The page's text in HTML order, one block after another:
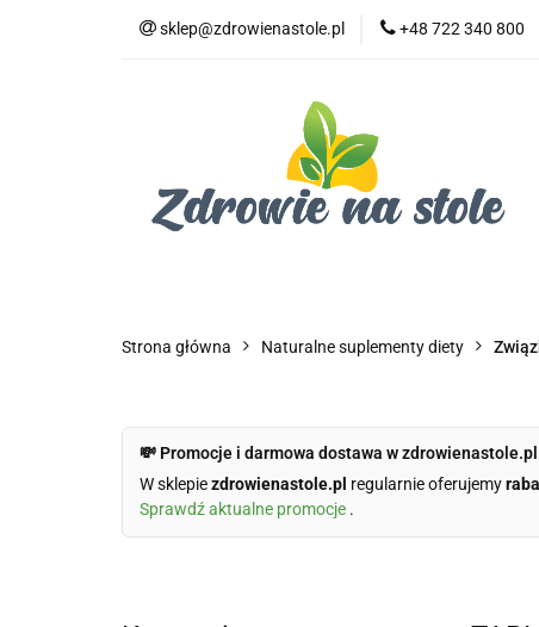
sklep@zdrowienastole.pl +48 722 340 800
Dom i ogród Żywność dla zwierząt
Żywność
Duże opakowania
Strona główna Naturalne suplementy diety
💸 Promocje i darmowa dostawa w zdrowienastole.pl
W sklepiezdrowienastole.pl regularnie oferujemy
Sprawdź aktualne promocje .